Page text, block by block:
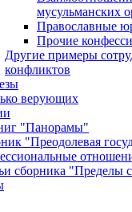
мусульманских
Православные
Прочие
Другие примеры
конфликтов
верующих
"Панорамы"
"Преодолевая
сборника "Пределы